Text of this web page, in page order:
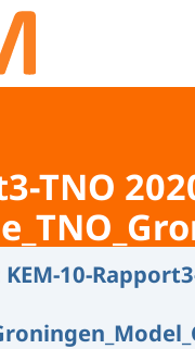
KEM programma
TNO
KEM-10-